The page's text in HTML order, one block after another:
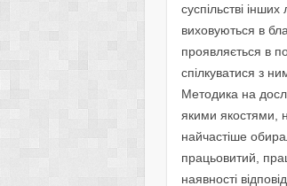
суспiльствi
виховуються в
проявляється в
спiлкуватися з
Методика на
якими якостями,
найчастiше
працьовитий,
наявностi